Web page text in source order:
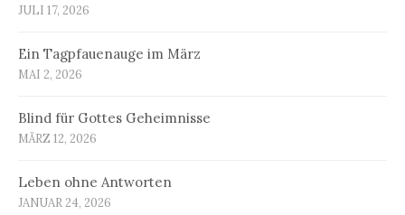
JULI 17, 2026
Ein Tagpfauenauge im März
MAI 2, 2026
Blind für Gottes Geheimnisse
MÄRZ 12, 2026
Leben ohne Antworten
JANUAR 24, 2026